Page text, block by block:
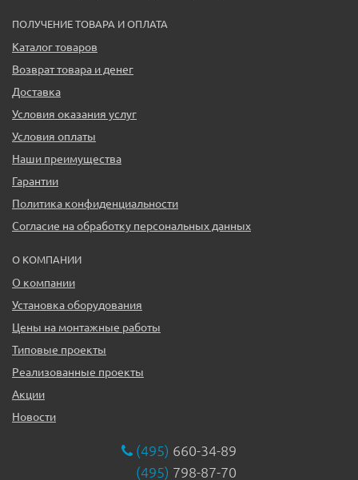
ПОЛУЧЕНИЕ ТОВАРА И ОПЛАТА
Каталог товаров
Возврат товара и денег
Доставка
Условия оказания услуг
Условия оплаты
Наши преимущества
Гарантии
Политика конфиденциальности
Согласие на обработку персональных данных
О КОМПАНИИ
О компании
Установка оборудования
Цены на монтажные работы
Типовые проекты
Реализованные проекты
Акции
Новости
(495) 660-34-89
(495) 798-87-70